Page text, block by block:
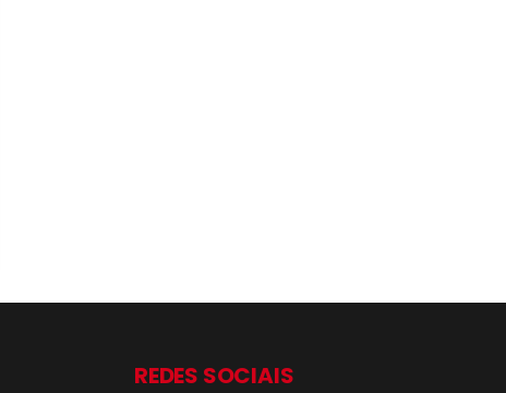
REDES SOCIAIS